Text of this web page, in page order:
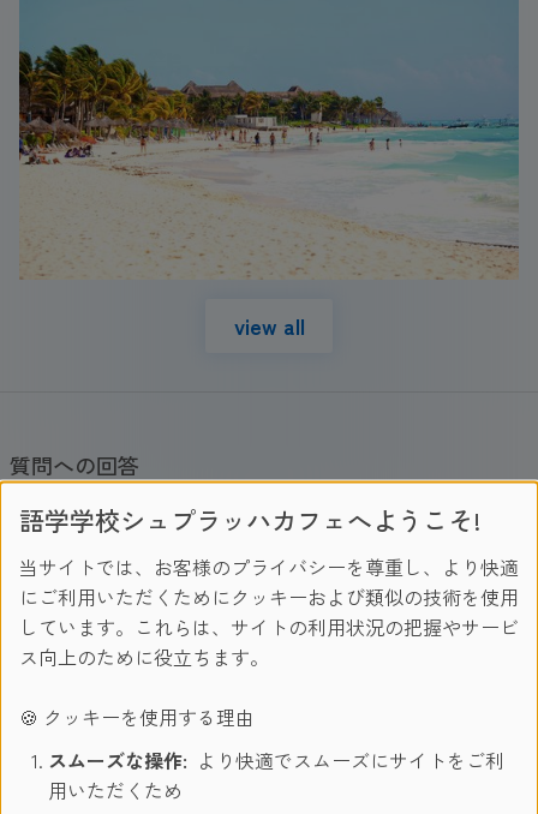
view all
質問への回答
プラヤ・デル・カルメンはジュニアにとって安全か？
プラヤ・デル・カルメンには何がある？
SPRACHCAFFEに団体旅行や修学旅行を依頼できるのは？
教師とは誰なのか？
スタッフはどの言語を話すのか？
語学学校シュプラッハカフェへようこそ!
当サイトでは、お客様のプライバシーを尊重し、より快適
にご利用いただくためにクッキーおよび類似の技術を使用
しています。これらは、サイトの利用状況の把握やサービ
ス向上のために役立ちます。
🍪 クッキーを使用する理由
スムーズな操作: より快適でスムーズにサイトをご利
用いただくため